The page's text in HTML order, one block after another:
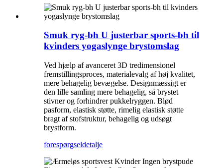
Smuk ryg-bh U justerbar sports-bh til
kvinders yogaslynge brystomslag
Ved hjælp af avanceret 3D tredimensionel
fremstillingsproces, materialevalg af høj kvalitet,
mere behagelig bevægelse. Designmæssigt er
den lille samling mere behagelig, så brystet
stivner og forhindrer pukkelryggen. Blød
pasform, elastisk støtte, rimelig elastisk støtte
bragt af stofstruktur, behagelig og udsøgt
brystform.
forespørgseldetalje